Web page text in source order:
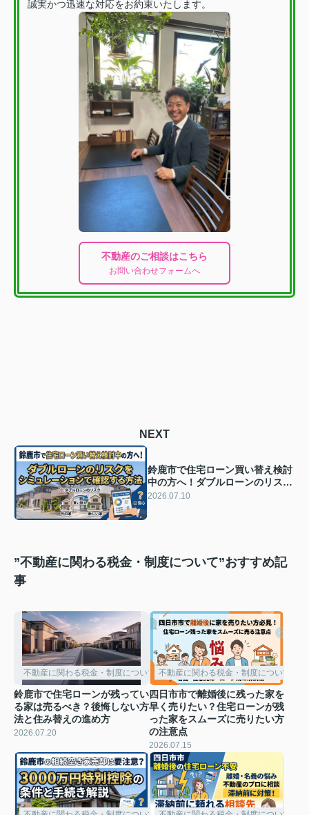
誠実かつ迅速な対応をお約束いたします。
不動産のご相談はこちら
お問い合わせフォームへ
NEXT
鈴鹿市で住宅ローン買い替え検討
中の方へ！ダブルローンのリスク
をシミュレーションで確認する方
2026.07.10
”不動産に関わる税金・制度について”おすすめ記
事
不動産に関わる税金・制度について
鈴鹿市で住宅ローンが残ってい
る家は売るべき？後悔しない方
法と住み替えの進め方
2026.07.20
不動産に関わる税金・制度について
四日市市で離婚後に残った家を
早く売りたい？住宅ローンが残
った家をスムーズに売りたい方
の注意点
2026.07.15